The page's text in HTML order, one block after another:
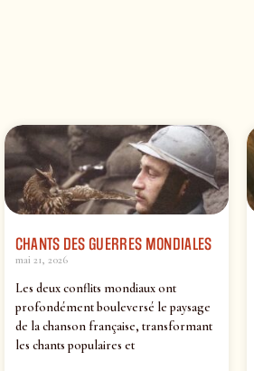
CHANTS DES GUERRES MONDIALES
mai 21, 2026
Les deux conflits mondiaux ont
profondément bouleversé le paysage
de la chanson française, transformant
les chants populaires et